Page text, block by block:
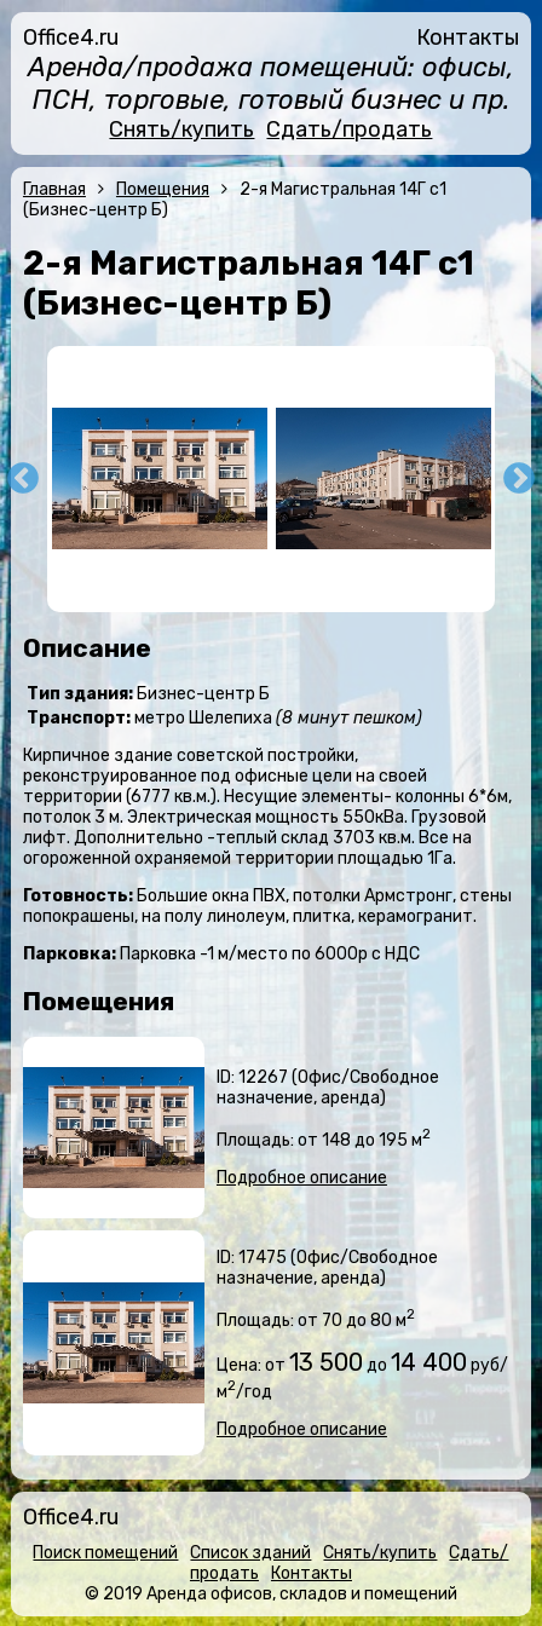
Office4.ru Контакты
Аренда/продажа помещений: офисы,
ПСН, торговые, готовый бизнес и пр.
Снять/купить Сдать/продать
Главная Помещения
2-я Магистральная 14Г с1
(Бизнес-центр Б)
2-я Магистральная 14Г с1
(Бизнес-центр Б)
Описание
Тип здания:Бизнес-центр Б
Транспорт:метро Шелепиха(8 минут пешком)
Кирпичное здание советской постройки,
реконструированное под офисные цели на своей
территории (6777 кв.м.). Несущие элементы- колонны 6*6м,
потолок 3 м. Электрическая мощность 550кВа. Грузовой
лифт. Дополнительно -теплый склад 3703 кв.м. Все на
огороженной охраняемой территории площадью 1Га.
Готовность:Большие окна ПВХ, потолки Армстронг, стены
попокрашены, на полу линолеум, плитка, керамогранит.
Парковка:Парковка -1 м/место по 6000р с НДС
Помещения
ID: 12267 (Офис/Свободное
назначение, аренда)
Площадь: от 148 до 195 м2
Подробное описание
ID: 17475 (Офис/Свободное
назначение, аренда)
Площадь: от 70 до 80 м2
Цена: от13 500до 14 400 руб/
м2/год
Подробное описание
Office4.ru
Поиск помещений Список зданий Снять/купить
Сдать/
продать
Контакты
© 2019 Аренда офисов, складов и помещений